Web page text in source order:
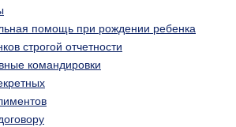
помощь при рождении ребенка
строгой отчетности
командировки